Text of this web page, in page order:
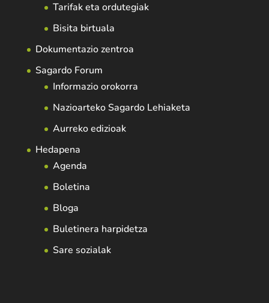
Tarifak eta ordutegiak
Bisita birtuala
Dokumentazio zentroa
Sagardo Forum
Informazio orokorra
Nazioarteko Sagardo Lehiaketa
Aurreko edizioak
Hedapena
Agenda
Boletina
Bloga
Buletinera harpidetza
Sare sozialak